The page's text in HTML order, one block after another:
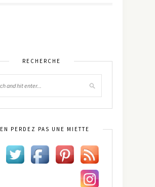
RECHERCHE
PERDEZ PAS UNE MIETTE